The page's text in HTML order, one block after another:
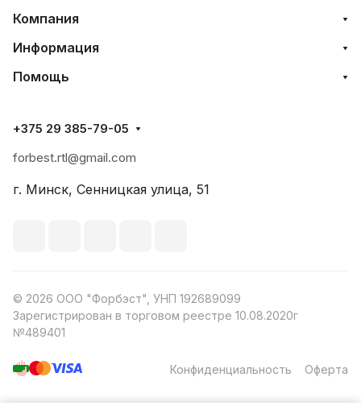
Компания
Информация
Помощь
+375 29 385-79-05
forbest.rtl@gmail.com
г. Минск, Сенницкая улица, 51
© 2026 ООО "Форбэст", УНП 192689099
Зарегистрирован в торговом реестре 10.08.2020г
№489401
Конфиденциальность Оферта